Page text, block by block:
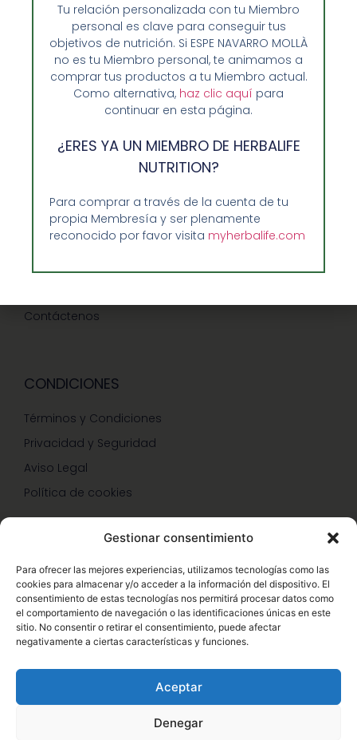
Gestionar consentimiento
Para ofrecer las mejores experiencias, utilizamos tecnologías como las
cookies para almacenar y/o acceder a la información del dispositivo. El
consentimiento de estas tecnologías nos permitirá procesar datos como
el comportamiento de navegación o las identificaciones únicas en este
sitio. No consentir o retirar el consentimiento, puede afectar
negativamente a ciertas características y funciones.
Aceptar
Denegar
Opiniones de Clientes
Sobre Nosotros y Herbalife
GUIA RAPIDA Y AYUDA
Guía de Compra
Contáctenos
CONDICIONES
Términos y Condiciones
Privacidad y Seguridad
Aviso Legal
Política de cookies
Hazte Miembro Herbalife
Consulta Nutrición Gratis
Descuentos Vip Herbalife
Tu relación personalizada con tu Miembro
personal es clave para conseguir tus
objetivos de nutrición. Si ESPE NAVARRO MOLLÀ
no es tu Miembro personal, te animamos a
comprar tus productos a tu Miembro actual.
Como alternativa, haz clic aquí para
continuar en esta página.
¿ERES YA UN MIEMBRO DE HERBALIFE
NUTRITION?
Para comprar a través de la cuenta de tu
propia Membresía y ser plenamente
reconocido por favor visita myherbalife.com